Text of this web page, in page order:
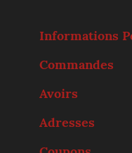
Informations
Commandes
Avoirs
Adresses